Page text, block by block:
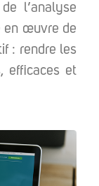
l’analyse
en œuvre de
: rendre les
efficaces et